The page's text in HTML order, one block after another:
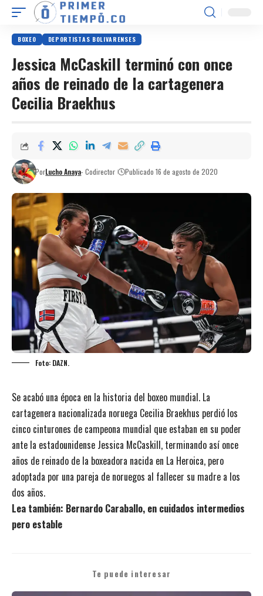
BOXEO DEPORTISTAS BOLIVARENSES
Jessica McCaskill terminó con once
años de reinado de la cartagenera
Cecilia Braekhus
PorLucho Anaya- Codirector Publicado 16 de agosto de 2020
Foto: DAZN.
Se acabó una época en la historia del boxeo mundial. La
cartagenera nacionalizada noruega Cecilia Braekhus perdió los
cinco cinturones de campeona mundial que estaban en su poder
ante la estadounidense Jessica McCaskill, terminando así once
años de reinado de la boxeadora nacida en La Heroica, pero
adoptada por una pareja de noruegos al fallecer su madre a los
dos años.
Lea también: Bernardo Caraballo, en cuidados intermedios
pero estable
Te puede interesar